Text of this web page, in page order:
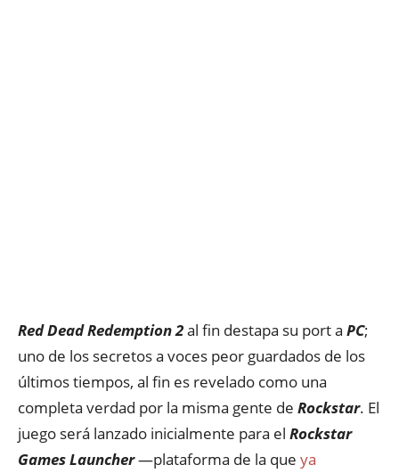
Red Dead Redemption 2al fin destapa su port a PC;
uno de los secretos a voces peor guardados de los
últimos tiempos, al fin es revelado como una
completa verdad por la misma gente de Rockstar. El
juego será lanzado inicialmente para el Rockstar
Games Launcher—plataforma de la que ya